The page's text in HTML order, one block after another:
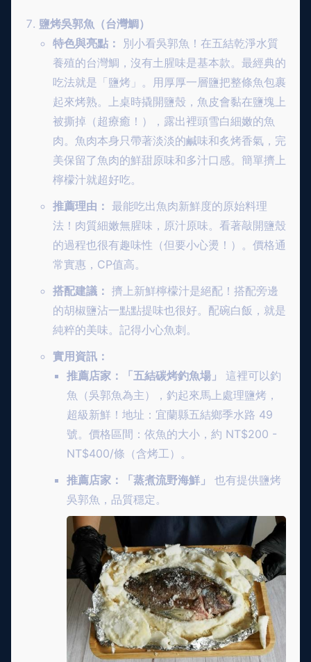
鹽烤吳郭魚（台灣鯛）
特色與亮點：
別小看吳郭魚！在五結乾淨水質
養殖的台灣鯛，沒有土腥味是基本款。最經典的
吃法就是「鹽烤」。用厚厚一層鹽把整條魚包裹
起來烤熟。上桌時撬開鹽殼，魚皮會黏在鹽塊上
被撕掉（超療癒！），露出裡頭雪白細嫩的魚
肉。魚肉本身只帶著淡淡的鹹味和炙烤香氣，完
美保留了魚肉的鮮甜原味和多汁口感。簡單擠上
檸檬汁就超好吃。
推薦理由： 最能吃出魚肉新鮮度的原始料理
法！肉質細嫩無腥味，原汁原味。看著敲開鹽殼
的過程也很有趣味性（但要小心燙！）。價格通
常實惠，CP值高。
搭配建議： 擠上新鮮檸檬汁是絕配！搭配旁邊
的胡椒鹽沾一點點提味也很好。配碗白飯，就是
純粹的美味。記得小心魚刺。
實用資訊：
推薦店家：「五結碳烤釣魚場」
這裡可以釣
魚（吳郭魚為主），釣起來馬上處理鹽烤，
超級新鮮！地址：宜蘭縣五結鄉季水路 49
號。價格區間：依魚的大小，約 NT$200 -
NT$400/條（含烤工）。
推薦店家：「蒸煮流野海鮮」
也有提供鹽烤
吳郭魚，品質穩定。